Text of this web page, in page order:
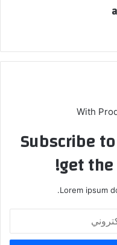
With
Subscribe
get
Lorem ipsum